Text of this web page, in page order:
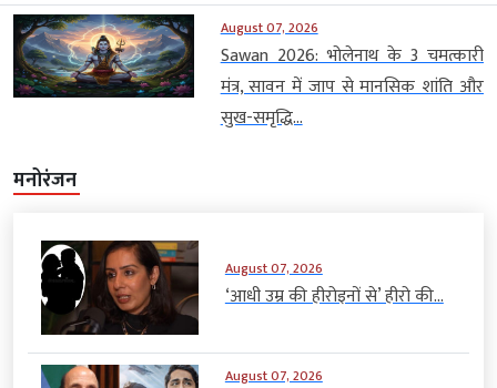
August 07, 2026
Sawan 2026: भोलेनाथ के 3 चमत्कारी
मंत्र, सावन में जाप से मानसिक शांति और
सुख-समृद्धि...
मनोरंजन
August 07, 2026
‘आधी उम्र की हीरोइनों से’ हीरो की...
August 07, 2026